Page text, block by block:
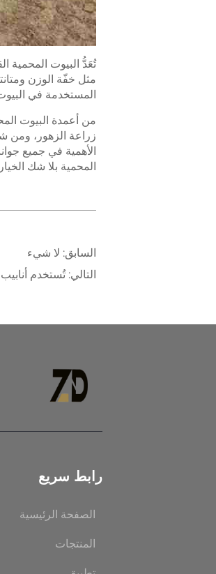
تُعَدُّ البيوت المحمية
مثل خفّة الوزن
المستخدمة في
زراعة الزهور، ومن
الأهمية في جميع
المحمية بلا شك
السابق: لا شيء
التالي:تُستخدم
رابط سريع
الصفحة الرئيسية
المنتجات